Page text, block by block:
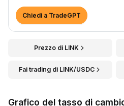
Chiedi a TradeGPT
Prezzo di LINK
Fai trading di LINK/USDC
Grafico del tasso di